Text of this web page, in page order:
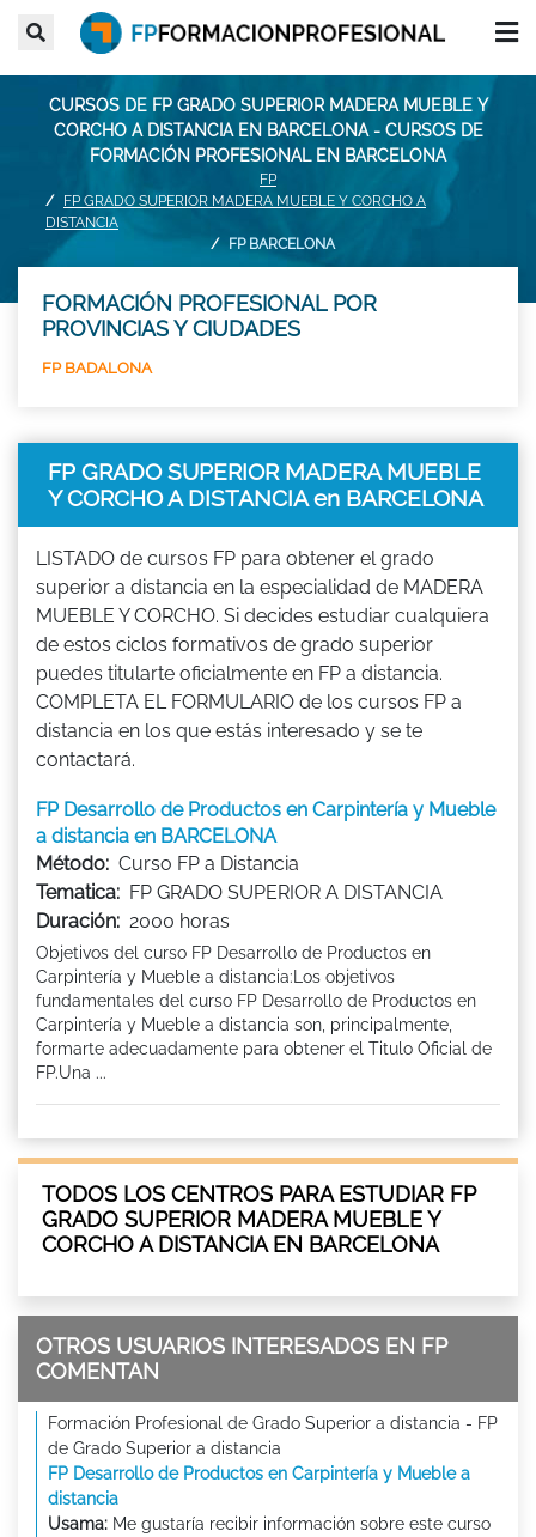
CURSOS DE FP GRADO SUPERIOR MADERA MUEBLE Y
CORCHO A DISTANCIA EN BARCELONA - CURSOS DE
FORMACIÓN PROFESIONAL EN BARCELONA
FP
FP GRADO SUPERIOR MADERA MUEBLE Y CORCHO A
DISTANCIA
FP BARCELONA
FORMACIÓN PROFESIONAL POR
PROVINCIAS Y CIUDADES
FP BADALONA
FP GRADO SUPERIOR MADERA MUEBLE
Y CORCHO A DISTANCIA en BARCELONA
LISTADO de cursos FP para obtener el grado
superior a distancia en la especialidad de MADERA
MUEBLE Y CORCHO. Si decides estudiar cualquiera
de estos ciclos formativos de grado superior
puedes titularte oficialmente en FP a distancia.
COMPLETA EL FORMULARIO de los cursos FP a
distancia en los que estás interesado y se te
contactará.
FP Desarrollo de Productos en Carpintería y Mueble
a distancia en BARCELONA
Método: Curso FP a Distancia
Tematica: FP GRADO SUPERIOR A DISTANCIA
Duración: 2000 horas
Objetivos del curso FP Desarrollo de Productos en
Carpintería y Mueble a distancia:Los objetivos
fundamentales del curso FP Desarrollo de Productos en
Carpintería y Mueble a distancia son, principalmente,
formarte adecuadamente para obtener el Titulo Oficial de
FP.Una ...
TODOS LOS CENTROS PARA ESTUDIAR FP
GRADO SUPERIOR MADERA MUEBLE Y
CORCHO A DISTANCIA EN BARCELONA
OTROS USUARIOS INTERESADOS EN FP
COMENTAN
Formación Profesional de Grado Superior a distancia - FP
de Grado Superior a distancia
FP Desarrollo de Productos en Carpintería y Mueble a
distancia
Usama: Me gustaría recibir información sobre este curso